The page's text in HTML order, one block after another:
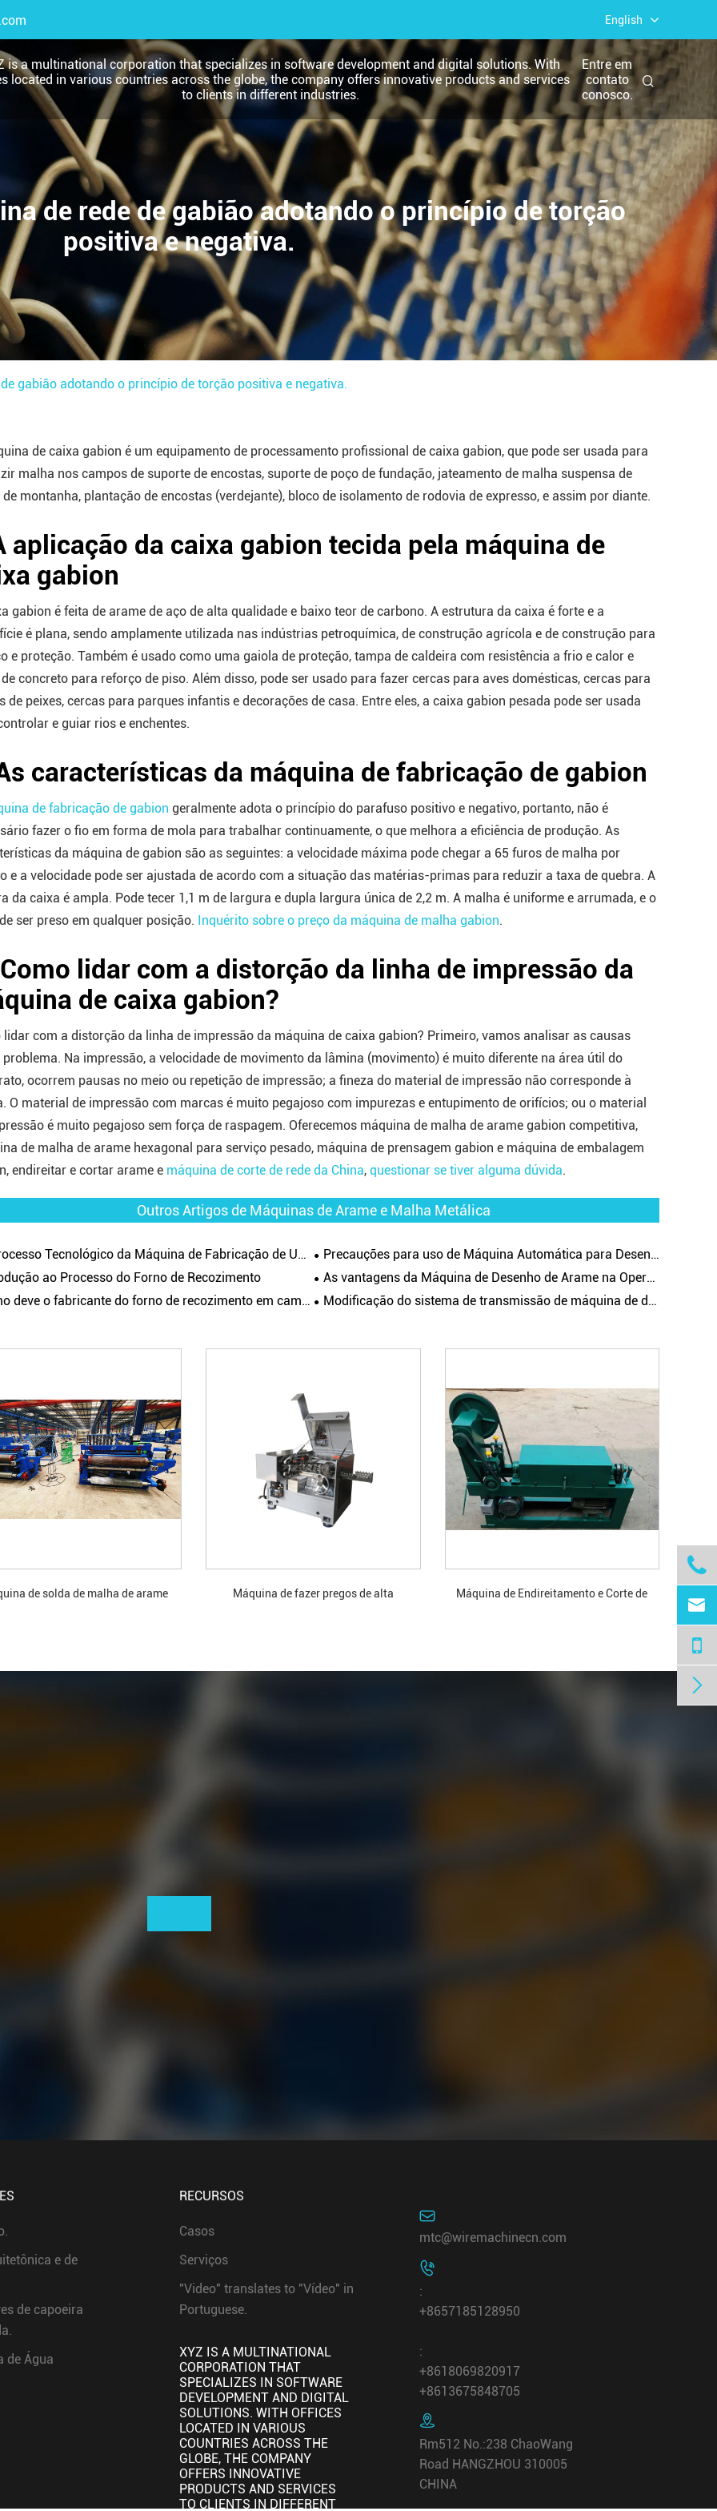
English
is a multinational corporation that specializes in software development and digital solutions. With
located in various countries across the globe, the company offers innovative products and services
to clients in different industries.
Entre em
contato
conosco.
de rede de gabião adotando o princípio de torção
positiva e negativa.
gabião adotando o princípio de torção positiva e negativa.
de caixa gabion é um equipamento de processamento profissional de caixa gabion, que pode ser usada para
malha nos campos de suporte de encostas, suporte de poço de fundação, jateamento de malha suspensa de
montanha, plantação de encostas (verdejante), bloco de isolamento de rodovia de expresso, e assim por diante.
aplicação da caixa gabion tecida pela máquina de
gabion
gabion é feita de arame de aço de alta qualidade e baixo teor de carbono. A estrutura da caixa é forte e a
é plana, sendo amplamente utilizada nas indústrias petroquímica, de construção agrícola e de construção para
e proteção. Também é usado como uma gaiola de proteção, tampa de caldeira com resistência a frio e calor e
concreto para reforço de piso. Além disso, pode ser usado para fazer cercas para aves domésticas, cercas para
de peixes, cercas para parques infantis e decorações de casa. Entre eles, a caixa gabion pesada pode ser usada
e guiar rios e enchentes.
características da máquina de fabricação de gabion
de fabricação de gabion geralmente adota o princípio do parafuso positivo e negativo, portanto, não é
fazer o fio em forma de mola para trabalhar continuamente, o que melhora a eficiência de produção. As
da máquina de gabion são as seguintes: a velocidade máxima pode chegar a 65 furos de malha por
e a velocidade pode ser ajustada de acordo com a situação das matérias-primas para reduzir a taxa de quebra. A
da caixa é ampla. Pode tecer 1,1 m de largura e dupla largura única de 2,2 m. A malha é uniforme e arrumada, e o
ser preso em qualquer posição. Inquérito sobre o preço da máquina de malha gabion.
lidar com a distorção da linha de impressão da
de caixa gabion?
lidar com a distorção da linha de impressão da máquina de caixa gabion? Primeiro, vamos analisar as causas
problema. Na impressão, a velocidade de movimento da lâmina (movimento) é muito diferente na área útil do
ocorrem pausas no meio ou repetição de impressão; a fineza do material de impressão não corresponde à
O material de impressão com marcas é muito pegajoso com impurezas e entupimento de orifícios; ou o material
é muito pegajoso sem força de raspagem. Oferecemos máquina de malha de arame gabion competitiva,
de malha de arame hexagonal para serviço pesado, máquina de prensagem gabion e máquina de embalagem
endireitar e cortar arame e máquina de corte de rede da China, questionar se tiver alguma dúvida.
Outros Artigos de Máquinas de Arame e Malha Metálica
Tecnológico da Máquina de Fabricação de Unhas
Precauções para uso de Máquina Automática para Desenho de Fios
ao Processo do Forno de Recozimento
As vantagens da Máquina de Desenho de Arame na Operação de Desenho de Arame.
deve o fabricante do forno de recozimento em campânula escolher?
Modificação do sistema de transmissão de máquina de desenho de fios.
de solda de malha de arame
Máquina de fazer pregos de alta
Máquina de Endireitamento e Corte de
e de
de capoeira
de Água
RECURSOS
Casos
Serviços
"Video" translates to "Vídeo" in
Portuguese.
XYZ IS A MULTINATIONAL
CORPORATION THAT
SPECIALIZES IN SOFTWARE
DEVELOPMENT AND DIGITAL
SOLUTIONS. WITH OFFICES
LOCATED IN VARIOUS
COUNTRIES ACROSS THE
GLOBE, THE COMPANY
OFFERS INNOVATIVE
PRODUCTS AND SERVICES
TO CLIENTS IN DIFFERENT

mtc@wiremachinecn.com

:
+8657185128950
:
+8618069820917
+8613675848705

Rm512 No.:238 ChaoWang
Road HANGZHOU 310005
CHINA


